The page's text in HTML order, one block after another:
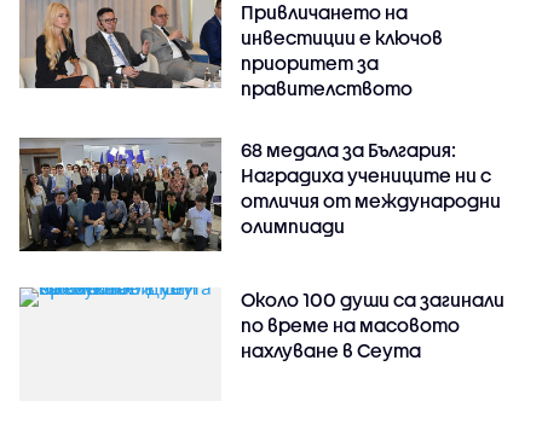
Привличането на
инвестиции е ключов
приоритет за
правителството
68 медала за България:
Наградиха учениците ни с
отличия от международни
олимпиади
Около 100 души са загинали
по време на масовото
нахлуване в Сеута